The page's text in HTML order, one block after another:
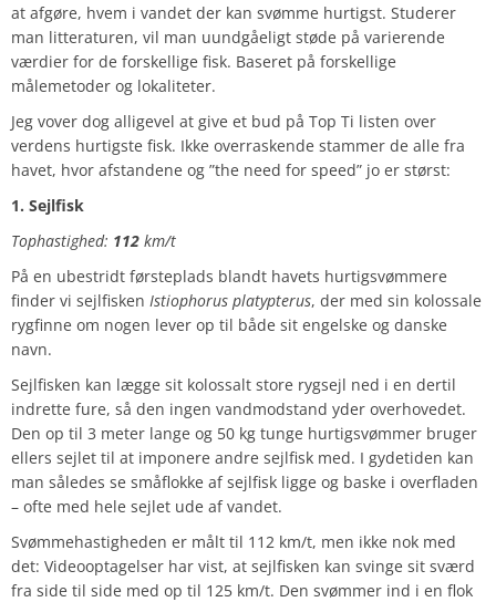
at afgøre, hvem i vandet der kan svømme hurtigst. Studerer
man litteraturen, vil man uundgåeligt støde på varierende
værdier for de forskellige fisk. Baseret på forskellige
målemetoder og lokaliteter.
Jeg vover dog alligevel at give et bud på Top Ti listen over
verdens hurtigste fisk. Ikke overraskende stammer de alle fra
havet, hvor afstandene og ”the need for speed” jo er størst:
1. Sejlfisk
Tophastighed: 112 km/t
På en ubestridt førsteplads blandt havets hurtigsvømmere
finder vi sejlfisken Istiophorus platypterus, der med sin kolossale
rygfinne om nogen lever op til både sit engelske og danske
navn.
Sejlfisken kan lægge sit kolossalt store rygsejl ned i en dertil
indrette fure, så den ingen vandmodstand yder overhovedet.
Den op til 3 meter lange og 50 kg tunge hurtigsvømmer bruger
ellers sejlet til at imponere andre sejlfisk med. I gydetiden kan
man således se småflokke af sejlfisk ligge og baske i overfladen
– ofte med hele sejlet ude af vandet.
Svømmehastigheden er målt til 112 km/t, men ikke nok med
det: Videooptagelser har vist, at sejlfisken kan svinge sit sværd
fra side til side med op til 125 km/t. Den svømmer ind i en flok